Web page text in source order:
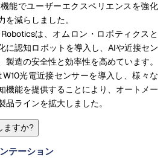
能でユーザーエクスペリエンスを強化
を減らしました。
は、オムロン・ロボティクスと
に認知ロボットを導入し、AIや近接セン
製造の安全性と効率性を高めています。
光電近接センサーを導入し、様々な
機能を提供することにより、オートメー
品ラインを拡大しました。
ますか?
テーション